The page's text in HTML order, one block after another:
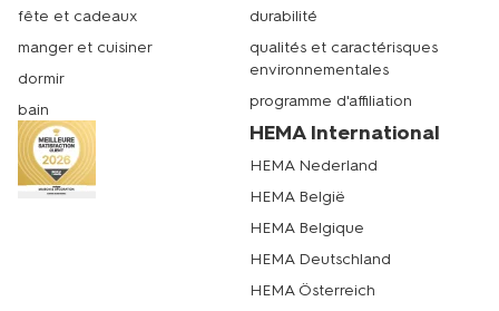
fête et cadeaux
manger et cuisiner
dormir
bain
durabilité
qualités et caractérisques
environnementales
programme d'affiliation
HEMA International
HEMA Nederland
HEMA België
HEMA Belgique
HEMA Deutschland
HEMA Österreich